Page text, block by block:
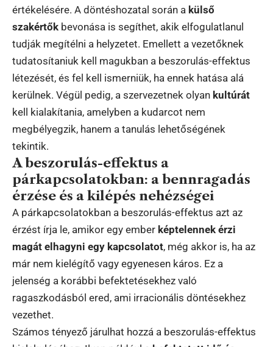
értékelésére. A döntéshozatal során a külső
szakértők bevonása is segíthet, akik elfogulatlanul
tudják megítélni a helyzetet. Emellett a vezetőknek
tudatosítaniuk kell magukban a beszorulás-effektus
létezését, és fel kell ismerniük, ha ennek hatása alá
kerülnek. Végül pedig, a szervezetnek olyan kultúrát
kell kialakítania, amelyben a kudarcot nem
megbélyegzik, hanem a tanulás lehetőségének
tekintik.
A beszorulás-effektus a
párkapcsolatokban: a bennragadás
érzése és a kilépés nehézségei
A párkapcsolatokban a beszorulás-effektus azt az
érzést írja le, amikor egy ember képtelennek érzi
magát elhagyni egy kapcsolatot, még akkor is, ha az
már nem kielégítő vagy egyenesen káros. Ez a
jelenség a korábbi befektetésekhez való
ragaszkodásból ered, ami irracionális döntésekhez
vezethet.
Számos tényező járulhat hozzá a beszorulás-effektus